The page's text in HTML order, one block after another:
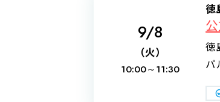
9/8
（火）
10:00～11:30
徳
徳
パ